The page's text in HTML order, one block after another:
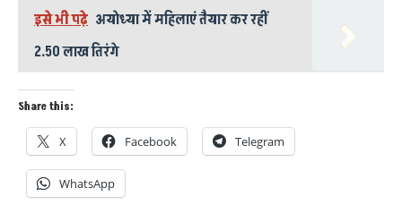
इसे भी पढ़े अयोध्या में महिलाएं तैयार कर रहीं
2.50 लाख तिरंगे
Share this:
X Facebook Telegram
WhatsApp